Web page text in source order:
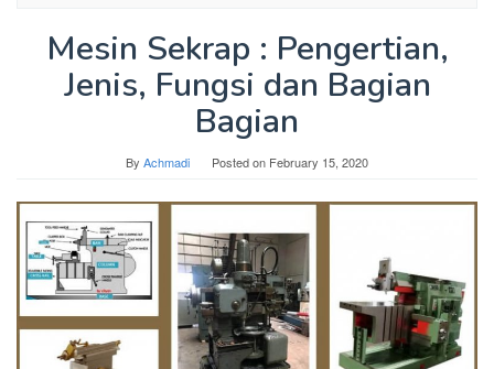
Mesin Sekrap : Pengertian,
Jenis, Fungsi dan Bagian
Bagian
By Achmadi Posted on February 15, 2020